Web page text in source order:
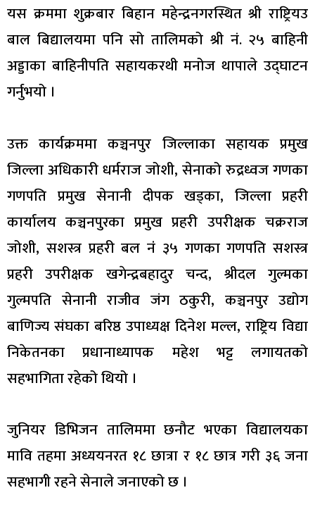
यस क्रममा शुक्रबार बिहान महेन्द्रनगरस्थित श्री राष्ट्रियउ
बाल बिद्यालयमा पनि सो तालिमको श्री नं. २५ बाहिनी
अड्डाका बाहिनीपति सहायकरथी मनोज थापाले उद्घाटन
गर्नुभयो ।
उक्त कार्यक्रममा कञ्चनपुर जिल्लाका सहायक प्रमुख
जिल्ला अधिकारी धर्मराज जोशी, सेनाको रुद्रध्वज गणका
गणपति प्रमुख सेनानी दीपक खड्का, जिल्ला प्रहरी
कार्यालय कञ्चनपुरका प्रमुख प्रहरी उपरीक्षक चक्रराज
जोशी, सशस्त्र प्रहरी बल नंं ३५ गणका गणपति सशस्त्र
प्रहरी उपरीक्षक खगेन्द्रबहादुर चन्द, श्रीदल गुल्मका
गुल्मपति सेनानी राजीव जंग ठकुरी, कञ्चनपुर उद्योग
बाणिज्य संघका बरिष्ठ उपाध्यक्ष दिनेश मल्ल, राष्ट्रिय विद्या
निकेतनका प्रधानाध्यापक महेश भट्ट लगायतको
सहभागिता रहेको थियो ।
जुनियर डिभिजन तालिममा छनौट भएका विद्यालयका
मावि तहमा अध्ययनरत १८ छात्रा र १८ छात्र गरी ३६ जना
सहभागी रहने सेनाले जनाएको छ ।